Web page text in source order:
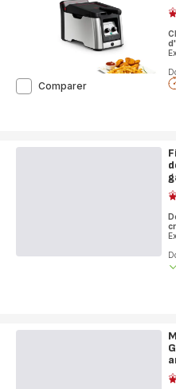
Jusqu'à
6
personnes
ComparerClear
semi-